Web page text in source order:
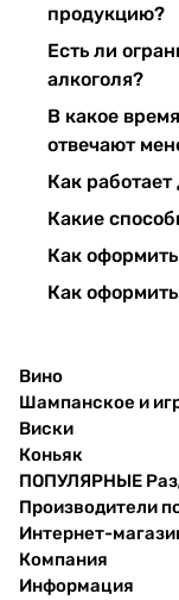
продукцию?
Есть ли
алкоголя?
В какое
отвечают
Как
Какие
Как
Как
Вино
Шампанское и
Виски
Коньяк
ПОПУЛЯРНЫЕ
Производители
Интернет-
Компания
Информация